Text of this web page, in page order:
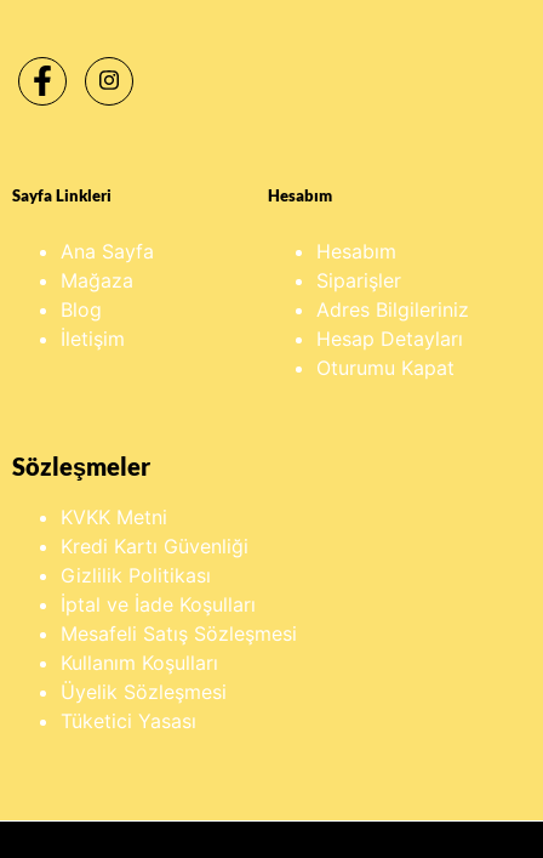
Sayfa Linkleri
Ana Sayfa
Mağaza
Blog
İletişim
Hesabım
Hesabım
Siparişler
Adres Bilgileriniz
Hesap Detayları
Oturumu Kapat
Sözleşmeler
KVKK Metni
Kredi Kartı Güvenliği
Gizlilik Politikası
İptal ve İade Koşulları
Mesafeli Satış Sözleşmesi
Kullanım Koşulları
Üyelik Sözleşmesi
Tüketici Yasası